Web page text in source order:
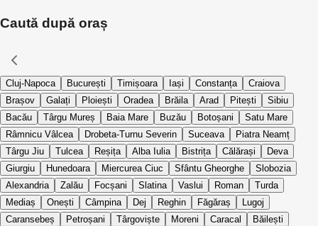
Caută după oraș
Cluj-Napoca București Timișoara Iași Constanța
Craiova
Brașov
Galați Ploiești Oradea Brăila Arad Pitești
Sibiu
Bacău
Târgu Mureș Baia Mare Buzău Botoșani
Satu Mare
Râmnicu Vâlcea
Drobeta-Turnu Severin Suceava
Piatra Neamț
Târgu Jiu
Tulcea Reșița Alba Iulia Bistrița Călărași
Deva
Giurgiu
Hunedoara Miercurea Ciuc Sfântu Gheorghe
Slobozia
Alexandria
Zalău Focșani Slatina Vaslui Roman
Turda
Mediaș
Onești Câmpina Dej Reghin Făgăraș
Lugoj
Caransebeș
Petroșani Târgoviște Moreni Caracal
Băilești